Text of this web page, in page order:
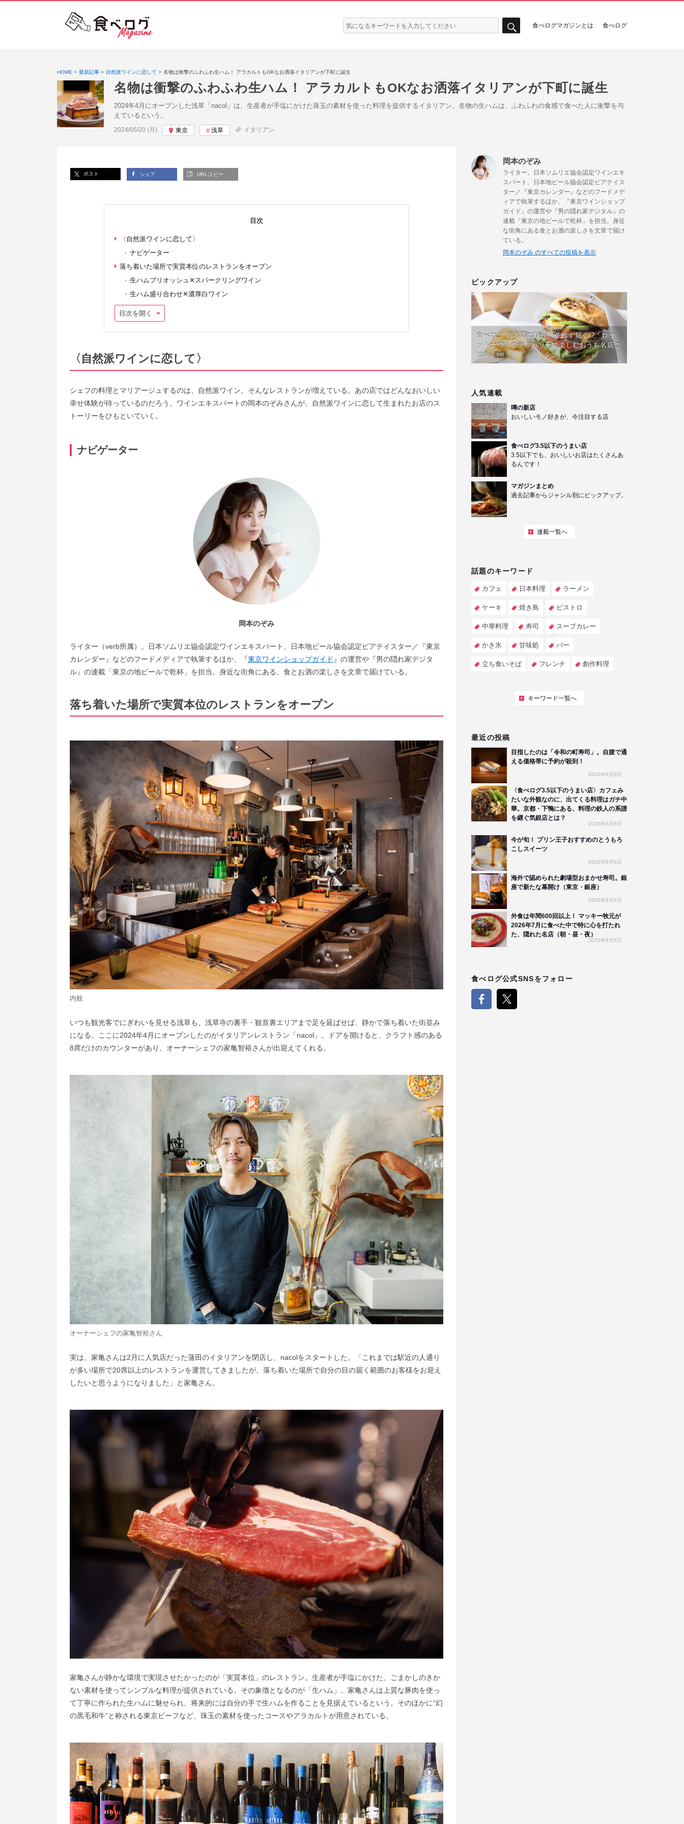
検
索:
食べログマガジンとは 食べログ
HOME 最新記事 自然派ワインに恋して 名物は衝撃のふわふわ生ハム！ アラカルトもOKなお洒落イタリアンが下町に誕生
名物は衝撃のふわふわ生ハム！ アラカルトもOKなお洒落イタリアンが下町に誕生
2024年4月にオープンした浅草「nacol」は、生産者が手塩にかけた珠玉の素材を使った料理を提供するイタリアン。名物の生ハムは、ふわふわの食感で食べた人に衝撃を与
えているという。
投稿日:
2024/05/20 (月) 東京 浅草 イタリアン
ポスト シェア URLコピー
目次
〈自然派ワインに恋して〉
ナビゲーター
落ち着いた場所で実質本位のレストランをオープン
生ハムブリオッシュ✕スパークリングワイン
生ハム盛り合わせ✕濃厚白ワイン
目次を開く
〈自然派ワインに恋して〉
シェフの料理とマリアージュするのは、自然派ワイン。そんなレストランが増えている。あの店ではどんなおいしい
幸せ体験が待っているのだろう。ワインエキスパートの岡本のぞみさんが、自然派ワインに恋して生まれたお店のス
トーリーをひもといていく。
ナビゲーター
岡本のぞみ
ライター（verb所属）。日本ソムリエ協会認定ワインエキスパート、日本地ビール協会認定ビアテイスター／『東京
カレンダー』などのフードメディアで執筆するほか、『東京ワインショップガイド 』の運営や『男の隠れ家デジタ
ル』の連載「東京の地ビールで乾杯」を担当。身近な街角にある、食とお酒の楽しさを文章で届けている。
落ち着いた場所で実質本位のレストランをオープン
内観
いつも観光客でにぎわいを見せる浅草も、浅草寺の裏手・観音裏エリアまで足を延ばせば、静かで落ち着いた街並み
になる。ここに2024年4月にオープンしたのがイタリアンレストラン「nacol」。ドアを開けると、クラフト感のある
8席だけのカウンターがあり、オーナーシェフの家亀智裕さんが出迎えてくれる。
オーナーシェフの家亀智裕さん
実は、家亀さんは2月に人気店だった蒲田のイタリアンを閉店し、nacolをスタートした。「これまでは駅近の人通り
が多い場所で20席以上のレストランを運営してきましたが、落ち着いた場所で自分の目の届く範囲のお客様をお迎え
したいと思うようになりました」と家亀さん。
家亀さんが静かな環境で実現させたかったのが「実質本位」のレストラン。生産者が手塩にかけた、ごまかしのきか
ない素材を使ってシンプルな料理が提供されている。その象徴となるのが「生ハム」。家亀さんは上質な豚肉を使っ
て丁寧に作られた生ハムに魅せられ、将来的には自分の手で生ハムを作ることを見据えているという。そのほかに“幻
の黒毛和牛”と称される東京ビーフなど、珠玉の素材を使ったコースやアラカルトが用意されている。
岡本のぞみ
ライター。日本ソムリエ協会認定ワインエキ
スパート、日本地ビール協会認定ビアテイス
ター／『東京カレンダー』などのフードメデ
ィアで執筆するほか、『東京ワインショップ
ガイド』の運営や『男の隠れ家デジタル』の
連載「東京の地ビールで乾杯」を担当。身近
な街角にある食とお酒の楽しさを文章で届け
ている。
岡本のぞみ のすべての投稿を表示
ピックアップ
食べログ 百名店の味が、並ばず届く!?「ロケ
ットナウ」のデリバリーで楽しむおうち名店ご
はん
PR
人気連載
噂の新店
おいしいモノ好きが、今注目する店
食べログ3.5以下のうまい店
3.5以下でも、おいしいお店はたくさんあ
るんです！
マガジンまとめ
過去記事からジャンル別にピックアップ。
連載一覧へ
話題のキーワード
カフェ 日本料理 ラーメン
ケーキ 焼き鳥 ビストロ
中華料理 寿司 スープカレー
かき氷 甘味処 バー
立ち食いそば フレンチ 創作料理
キーワード一覧へ
最近の投稿
目指したのは「令和の町寿司」。自腹で通
える価格帯に予約が殺到！
2026年8月6日
〈食べログ3.5以下のうまい店〉カフェみ
たいな外観なのに、出てくる料理はガチ中
華。京都・下鴨にある、料理の鉄人の系譜
を継ぐ気鋭店とは？
2026年8月6日
今が旬！ プリン王子おすすめのとうもろ
こしスイーツ
2026年8月6日
海外で認められた劇場型おまかせ寿司。銀
座で新たな幕開け（東京・銀座）
2026年8月5日
外食は年間600回以上！ マッキー牧元が
2026年7月に食べた中で特に心を打たれ
た、隠れた名店（朝・昼・夜）
2026年8月5日
食べログ公式SNSをフォロー